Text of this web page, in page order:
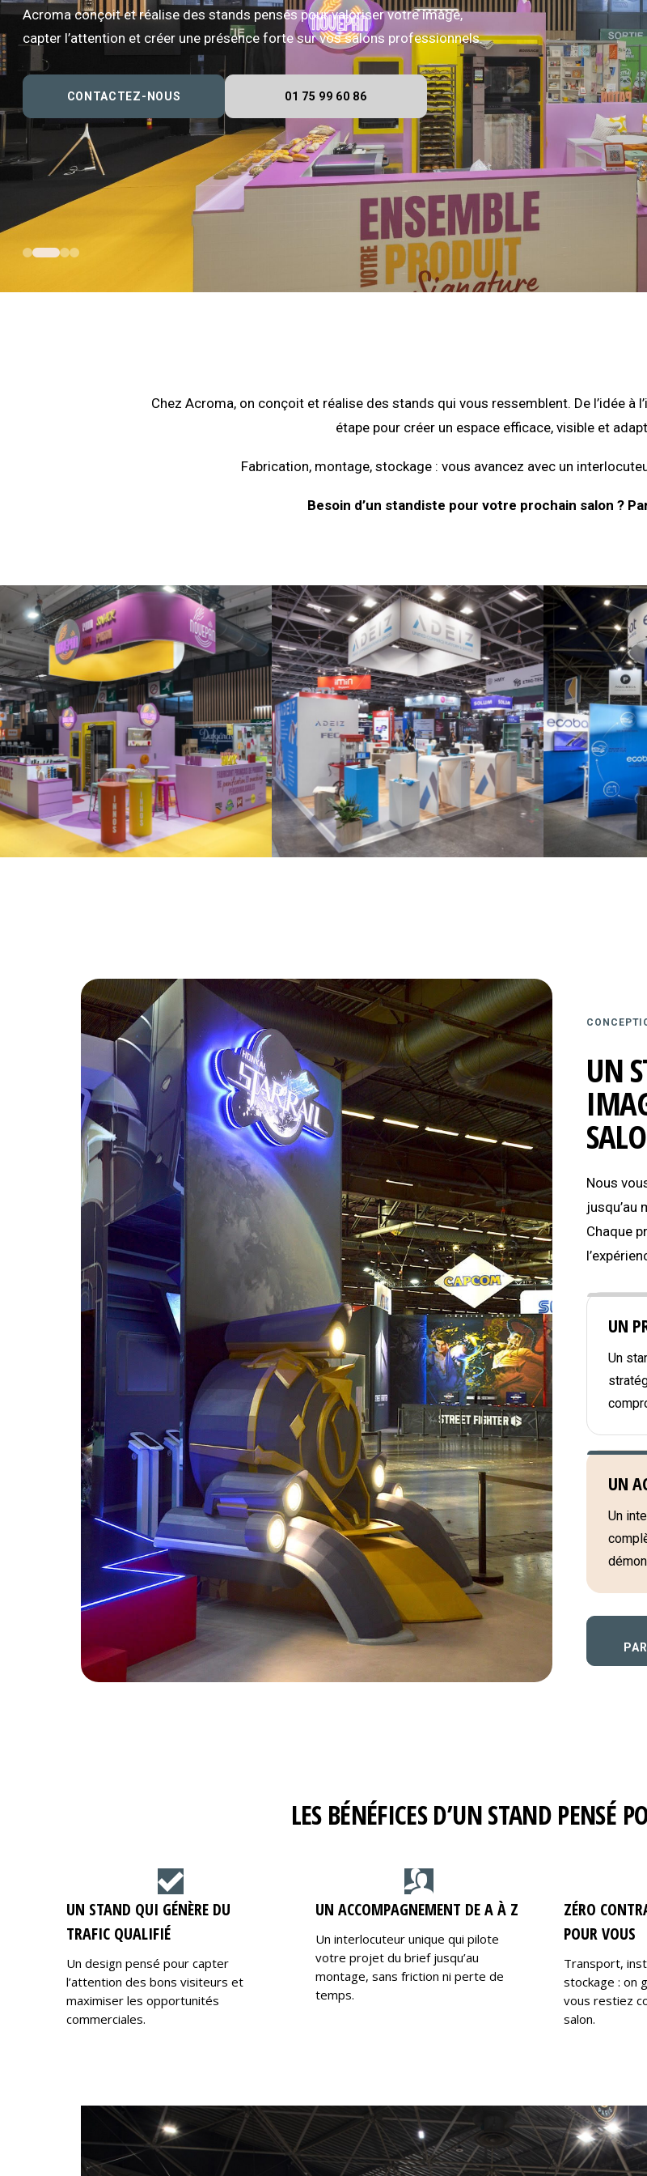
Acroma conçoit et réalise des stands pensés pour valoriser votre image,
capter l’attention et créer une présence forte sur vos salons professionnels.
CONTACTEZ-NOUS 01 75 99 60 86
Chez Acroma, on conçoit et réalise des stands qui vous ressemblent. De l’idée à
étape pour créer un espace efficace, visible et
Fabrication, montage, stockage : vous avancez avec un
Besoin d’un standiste pour votre prochain salon ?
UN
Nous
jusqu’au
Chaque
UN
Un
UN
Un
LES BÉNÉFICES D’UN STAND PENSÉ
UN STAND QUI GÉNÈRE DU
TRAFIC QUALIFIÉ
Un design pensé pour capter
l’attention des bons visiteurs et
maximiser les opportunités
commerciales.
UN ACCOMPAGNEMENT DE A À Z
Un interlocuteur unique qui pilote
votre projet du brief jusqu’au
montage, sans friction ni perte de
temps.
ZÉRO
POUR VOUS
Transport,
stockage : on
vous restiez
salon.